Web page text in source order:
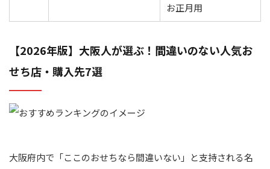
お正月用
【2026年版】大阪人が選ぶ！間違いのない人気お
せち店・購入先7選
大阪府内で「ここのおせちなら間違いない」と支持される名